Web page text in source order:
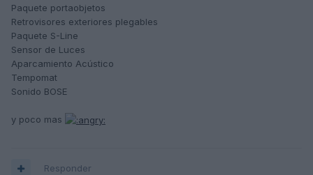
Paquete portaobjetos
Retrovisores exteriores plegables
Paquete S-Line
Sensor de Luces
Aparcamiento Acústico
Tempomat
Sonido BOSE
y poco mas
Responder